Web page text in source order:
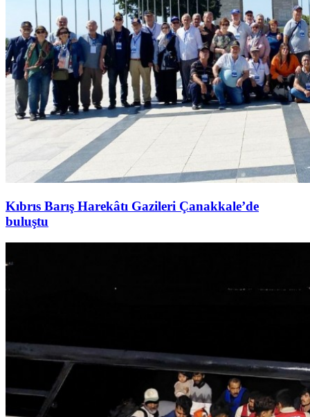
Kıbrıs Barış Harekâtı Gazileri Çanakkale’de
buluştu